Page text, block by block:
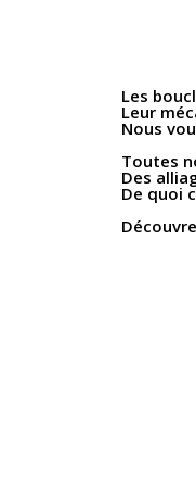
Les
Leur
Nous
Toutes
Des
De quoi